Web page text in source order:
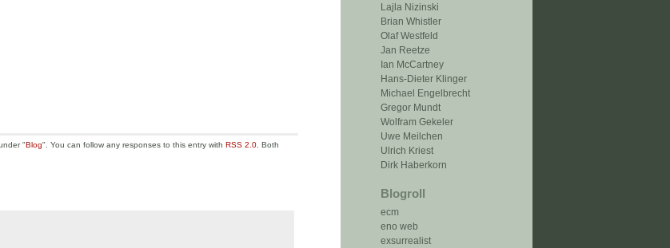
Lajla Nizinski
Brian Whistler
Olaf Westfeld
Jan Reetze
Ian McCartney
Hans-Dieter Klinger
Michael Engelbrecht
Gregor Mundt
Wolfram Gekeler
Uwe Meilchen
Ulrich Kriest
Dirk Haberkorn
Blogroll
ecm
eno web
exsurrealist
"Blog". You can follow any responses to this entry with RSS 2.0 . Both